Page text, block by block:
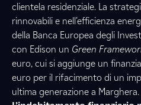
clientela residenziale. La
rinnovabili e nell’efficienza
della Banca Europea degli
con Edison un Green
euro, cui si aggiunge un
euro per il rifacimento di un
ultima generazione a Marghera.